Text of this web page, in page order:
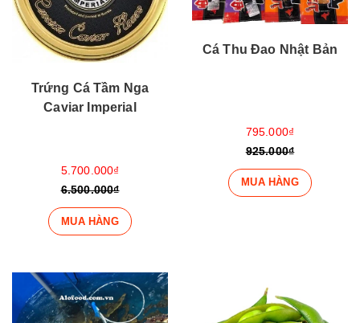
Trứng Cá Tầm Nga
Caviar Imperial
5.700.000₫
6.500.000₫
MUA HÀNG
Cá Thu Đao Nhật Bản
795.000₫
925.000₫
MUA HÀNG